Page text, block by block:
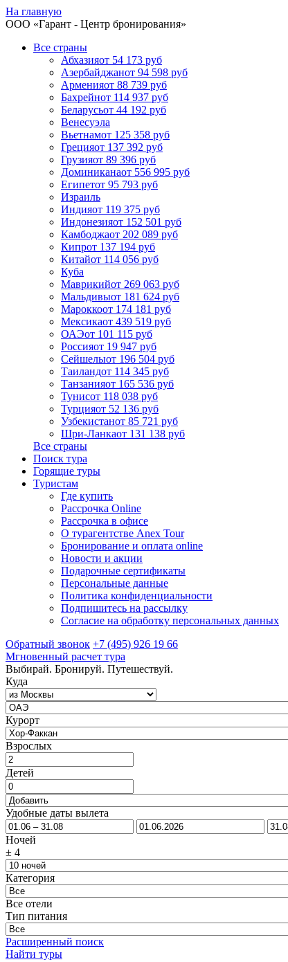
На главную
ООО «Гарант - Центр бронирования»
Все страны
Абхазияот 54 173 руб
Азербайджанот 94 598 руб
Арменияот 88 739 руб
Бахрейнот 114 937 руб
Беларусьот 44 192 руб
Венесуэла
Вьетнамот 125 358 руб
Грецияот 137 392 руб
Грузияот 89 396 руб
Доминиканаот 556 995 руб
Египетот 95 793 руб
Израиль
Индияот 119 375 руб
Индонезияот 152 501 руб
Камбоджаот 202 089 руб
Кипрот 137 194 руб
Китайот 114 056 руб
Куба
Маврикийот 269 063 руб
Мальдивыот 181 624 руб
Мароккоот 174 181 руб
Мексикаот 439 519 руб
ОАЭот 101 115 руб
Россияот 19 947 руб
Сейшелыот 196 504 руб
Таиландот 114 345 руб
Танзанияот 165 536 руб
Тунисот 118 038 руб
Турцияот 52 136 руб
Узбекистанот 85 721 руб
Шри-Ланкаот 131 138 руб
Все страны
Поиск тура
Горящие туры
Туристам
Где купить
Рассрочка Online
Рассрочка в офисе
О турагентстве Anex Tour
Бронирование и оплата online
Новости и акции
Подарочные сертификаты
Персональные данные
Политика конфиденциальности
Подпишитесь на рассылку
Согласие на обработку персональных данных
Обратный звонок +7 (495) 926 19 66
Мгновенный расчет тура
Выбирай. Бронируй. Путешествуй.
Куда
Курорт
Взрослых
Детей
Удобные даты вылета
Ночей
± 4
Категория
Все отели
Тип питания
Расширенный поиск
Найти туры